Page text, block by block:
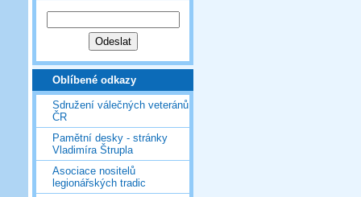
Oblíbené odkazy
Sdružení válečných veteránů
ČR
Pamětní desky - stránky
Vladimíra Štrupla
Asociace nositelů
legionářských tradic